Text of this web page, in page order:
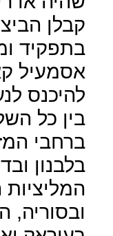
קבלן
בתפקיד
אסמעיל
להיכנס
בין כל
ברחבי
בלבנון
ובסוריה,